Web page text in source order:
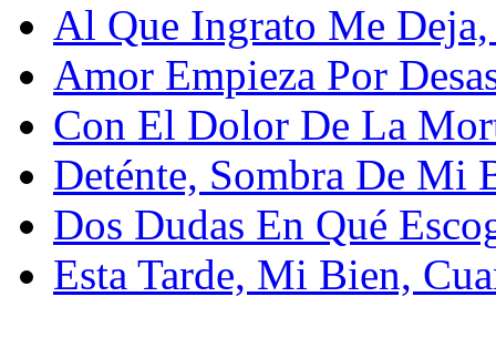
Al Que Ingrato Me
Amor Empieza Por
Con El Dolor De La
Deténte, Sombra De Mi
Dos Dudas En Qué
Esta Tarde, Mi Bien,